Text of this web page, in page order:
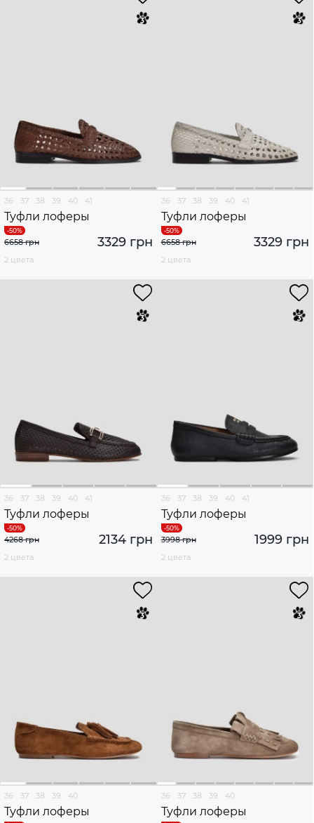
36 37 38 39 40 41
Туфли лоферы
3329 грн
6658 грн
2 цвета
36 37 38 39 40 41
Туфли лоферы
3329 грн
6658 грн
2 цвета
36 37 38 39 40 41
Туфли лоферы
2134 грн
4268 грн
2 цвета
36 37 38 39 40 41
Туфли лоферы
1999 грн
3998 грн
2 цвета
36 37 38 39 40
Туфли лоферы
36 37 38 39 40
Туфли лоферы